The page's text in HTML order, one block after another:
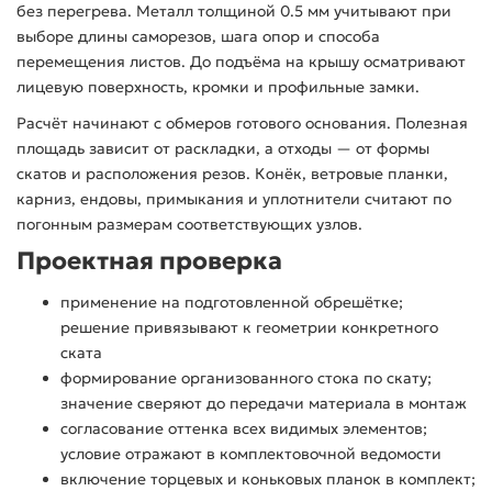
без перегрева. Металл толщиной 0.5 мм учитывают при
выборе длины саморезов, шага опор и способа
перемещения листов. До подъёма на крышу осматривают
лицевую поверхность, кромки и профильные замки.
Расчёт начинают с обмеров готового основания. Полезная
площадь зависит от раскладки, а отходы — от формы
скатов и расположения резов. Конёк, ветровые планки,
карниз, ендовы, примыкания и уплотнители считают по
погонным размерам соответствующих узлов.
Проектная проверка
применение на подготовленной обрешётке;
решение привязывают к геометрии конкретного
ската
формирование организованного стока по скату;
значение сверяют до передачи материала в монтаж
согласование оттенка всех видимых элементов;
условие отражают в комплектовочной ведомости
включение торцевых и коньковых планок в комплект;